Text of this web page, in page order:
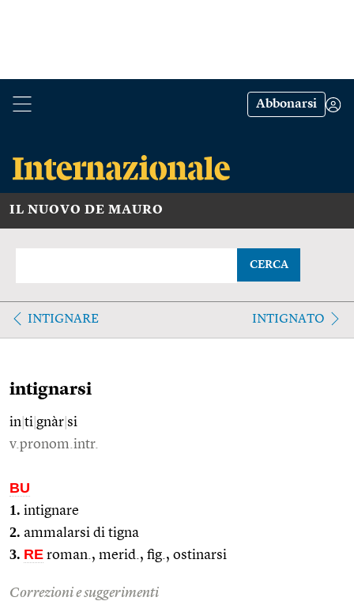
Abbonarsi
IL NUOVO DE MAURO
CERCA
INTIGNARE INTIGNATO
intignarsi
in ti gnàr si
v.pronom.intr.
BU
1. intignare
2. ammalarsi di tigna
3. RE roman., merid., fig., ostinarsi
Correzioni e suggerimenti